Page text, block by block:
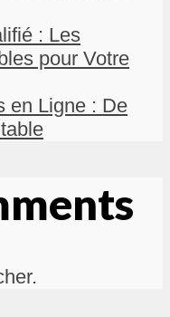
: Les
pour Votre
en Ligne : De